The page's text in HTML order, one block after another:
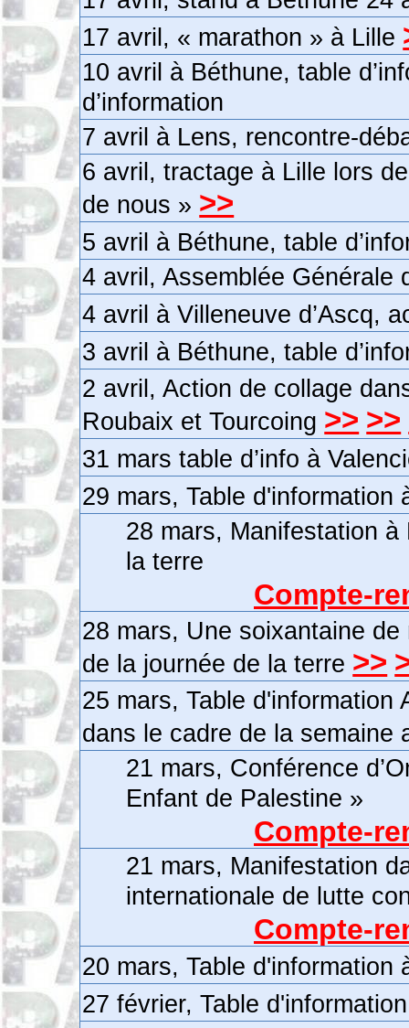
17 avril, « marathon » à Lille
10 avril à Béthune, table
d’information
7 avril à Lens, rencontre-
6 avril, tractage à Lille lors
de nous » >>
5 avril à Béthune, table
4 avril, Assemblée Générale
4 avril à Villeneuve d’Ascq,
3 avril à Béthune, table
2 avril, Action de collage
Roubaix et Tourcoing >> >>
31 mars table d’info à
29 mars, Table d'information
28 mars, Manifestation
la terre
Compte-
28 mars, Une soixantaine
de la journée de la terre >>
25 mars, Table d'information
dans le cadre de la semaine
21 mars, Conférence
Enfant de Palestine »
Compte-
21 mars, Manifestation
internationale de lutte
Compte-
20 mars, Table d'information
27 février, Table